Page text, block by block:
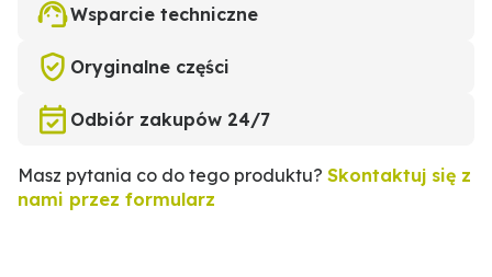
Wsparcie techniczne
Oryginalne części
Odbiór zakupów 24/7
Masz pytania co do tego produktu? Skontaktuj się z
nami przez formularz